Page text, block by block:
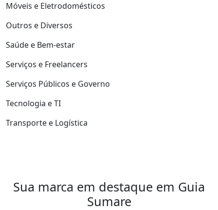
Móveis e Eletrodomésticos
Outros e Diversos
Saúde e Bem-estar
Serviços e Freelancers
Serviços Públicos e Governo
Tecnologia e TI
Transporte e Logística
Sua marca em destaque em Guia
Sumare